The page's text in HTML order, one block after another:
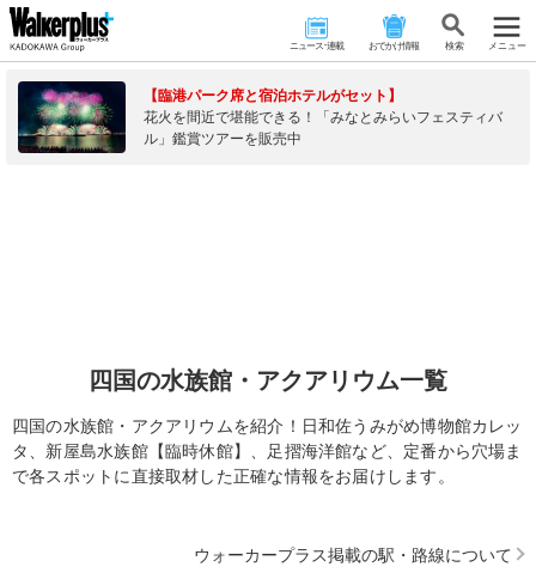
ニュース･連載 おでかけ情報 検 索 メニュー
【臨港パーク席と宿泊ホテルがセット】
花火を間近で堪能できる！「みなとみらいフェスティバ
ル」鑑賞ツアーを販売中
四国の水族館・アクアリウム一覧
四国の水族館・アクアリウムを紹介！日和佐うみがめ博物館カレッ
タ、新屋島水族館【臨時休館】、足摺海洋館など、定番から穴場ま
で各スポットに直接取材した正確な情報をお届けします。
ウォーカープラス掲載の駅・路線について